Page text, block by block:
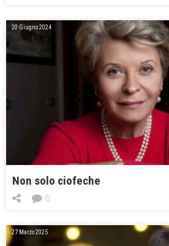
20 Giugno 2024
Non solo ciofeche
0
27 Marzo 2025